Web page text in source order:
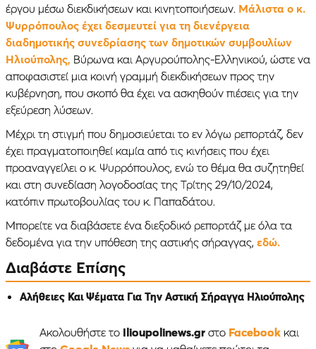
έργου μέσω διεκδικήσεων και κινητοποιήσεων. Μάλιστα ο κ.
Ψυρρόπουλος έχει δεσμευτεί για τη διενέργεια
διαδημοτικής συνεδρίασης των δημοτικών συμβουλίων
Ηλιούπολης, Βύρωνα και Αργυρούπολης-Ελληνικού, ώστε να
αποφασιστεί μια κοινή γραμμή διεκδικήσεων προς την
κυβέρνηση, που σκοπό θα έχει να ασκηθούν πιέσεις για την
εξεύρεση λύσεων.
Μέχρι τη στιγμή που δημοσιεύεται το εν λόγω ρεπορτάζ, δεν
έχει πραγματοποιηθεί καμία από τις κινήσεις που έχει
προαναγγείλει ο κ. Ψυρρόπουλος, ενώ το θέμα θα συζητηθεί
και στη συνεδίαση λογοδοσίας της Τρίτης 29/10/2024,
κατόπιν πρωτοβουλίας του κ. Παπαδάτου.
Mπορείτε να διαβάσετε ένα διεξοδικό ρεπορτάζ με όλα τα
δεδομένα για την υπόθεση της αστικής σήραγγας, εδώ.
Διαβάστε Επίσης
Αλήθειες Και Ψέματα Για Την Αστική Σήραγγα Ηλιούπολης
Ακολουθήστε το Ilioupolinews.grστο Facebookκαι